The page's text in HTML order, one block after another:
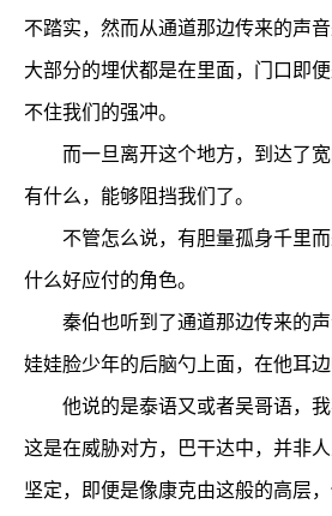
不踏实，然而从通道那边传来的声
大部分的埋伏都是在里面，门口即
不住我们的强冲。
而一旦离开这个地方，到达了宽
有什么，能够阻挡我们了。
不管怎么说，有胆量孤身千里而
什么好应付的角色。
秦伯也听到了通道那边传来的声
娃娃脸少年的后脑勺上面，在他耳边
他说的是泰语又或者吴哥语，我
这是在威胁对方，巴干达中，并非
坚定，即便是像康克由这般的高层